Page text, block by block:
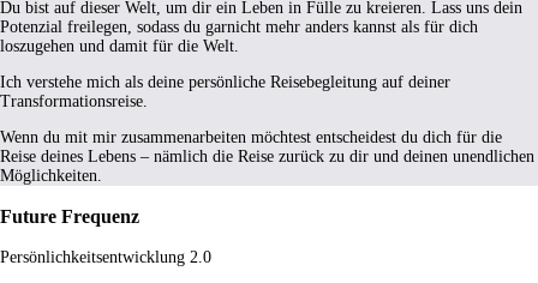
Du bist auf dieser Welt, um dir ein Leben in Fülle zu kreieren. Lass uns dein
Potenzial freilegen, sodass du garnicht mehr anders kannst als für dich
loszugehen und damit für die Welt.
Ich verstehe mich als deine persönliche Reisebegleitung auf deiner
Transformationsreise.
Wenn du mit mir zusammenarbeiten möchtest entscheidest du dich für die
Reise deines Lebens – nämlich die Reise zurück zu dir und deinen unendlichen
Möglichkeiten.
Future Frequenz
Persönlichkeitsentwicklung 2.0